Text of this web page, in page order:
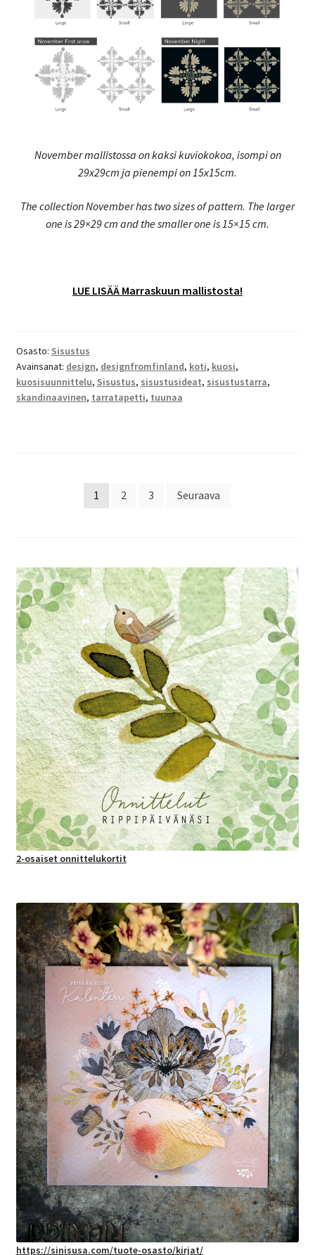
November mallistossa on kaksi kuviokokoa, isompi on
29x29cm ja pienempi on 15x15cm.
The collection November has two sizes of pattern. The larger
one is 29×29 cm and the smaller one is 15×15 cm.
LUE LISÄÄ Marraskuun mallistosta!
Osasto: Sisustus
Avainsanat: design, designfromfinland, koti, kuosi,
kuosisuunnittelu, Sisustus, sisustusideat, sisustustarra,
skandinaavinen, tarratapetti, tuunaa
Artikkelien
1 2 3 Seuraava
2-osaiset onnittelukortit
https://sinisusa.com/tuote-osasto/kirjat/